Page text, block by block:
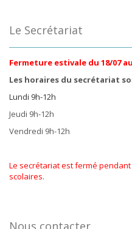
Le Secrétariat
Fermeture estivale du 18/07 au
Les horaires du secrétariat
Lundi 9h-12h
Jeudi 9h-12h
Vendredi 9h-12h
Le secrétariat est fermé
scolaires.